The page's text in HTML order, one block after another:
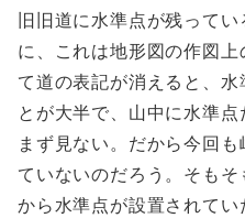
旧旧道に水準点が残って
に、これは地形図の作図
て道の表記が消えると、
とが大半で、山中に水準
まず見ない。だから今回
ていないのだろう。そも
から水準点が設置されて